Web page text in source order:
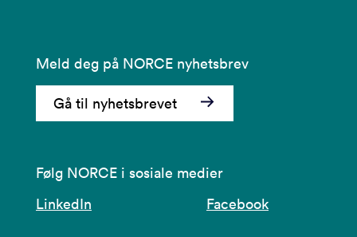
Meld deg på NORCE nyhetsbrev
Gå til nyhetsbrevet
Følg NORCE i sosiale medier
LinkedIn
Facebook